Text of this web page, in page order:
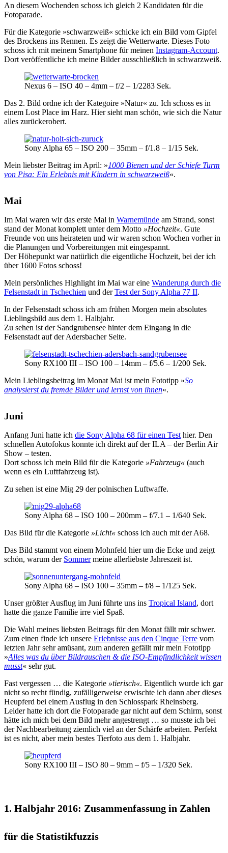
An diesem Wochenden schoss ich gleich 2 Kandidaten für die
Fotoparade.
Für die Kategorie »schwarzweiß« schicke ich ein Bild vom Gipfel
des Brockens ins Rennen. Es zeigt die Wetterwarte. Dieses Foto
schoss ich mit meinem Smartphone für meinen Instagram-Account.
Dort veröffentliche ich meine Bilder ausschließlich in schwarzweiß.
Nexus 6 – ISO 40 – 4mm – f/2 – 1/2283 Sek.
Das 2. Bild ordne ich der Kategoire »Natur« zu. Ich schoss es in
einem Lost Place im Harz. Hier sieht man schön, wie sich die Natur
alles zurückerobert.
Sony Alpha 65 – ISO 200 – 35mm – f/1.8 – 1/15 Sek.
Mein liebster Beitrag im April: »1000 Bienen und der Schiefe Turm
von Pisa: Ein Erlebnis mit Kindern in schwarzweiß«.
Mai
Im Mai waren wir das erste Mal in Warnemünde am Strand, sonst
stand der Monat komplett unter dem Motto »Hochzeit«. Gute
Freunde von uns heirateten und wir waren schon Wochen vorher in
die Planungen und Vorbereitungen mit eingespannt.
Der Höhepunkt war natürlich die eigentliche Hochzeit, bei der ich
über 1600 Fotos schoss!
Mein persönliches Highlight im Mai war eine Wanderung durch die
Felsenstadt in Tschechien und derTest der Sony Alpha 77 II.
In der Felsenstadt schoss ich am frühen Morgen mein absolutes
Lieblingsbild aus dem 1. Halbjahr.
Zu sehen ist der Sandgrubensee hinter dem Eingang in die
Felsenstadt auf der Adersbacher Seite.
Sony RX100 III – ISO 100 – 14mm – f/5.6 – 1/200 Sek.
Mein Lieblingsbeitrag im Monat Mai ist mein Fototipp »So
analysierst du fremde Bilder und lernst von ihnen«.
Juni
Anfang Juni hatte ich die Sony Alpha 68 für einen Test hier. Den
schnellen Autofokus konnte ich direkt auf der ILA – der Berlin Air
Show – testen.
Dort schoss ich mein Bild für die Kategorie »Fahrzeug« (auch
wenn es ein Luftfahrzeug ist).
Zu sehen ist eine Mig 29 der polnischen Luftwaffe.
Sony Alpha 68 – ISO 100 – 200mm – f/7.1 – 1/640 Sek.
Das Bild für die Kategorie »Licht« schoss ich auch mit der A68.
Das Bild stammt von einem Mohnfeld hier um die Ecke und zeigt
schön, warum der Sommermeine allerliebste Jahreszeit ist.
Sony Alpha 68 – ISO 100 – 35mm – f/8 – 1/125 Sek.
Unser größter Ausflug im Juni führte uns ins Tropical Island, dort
hatte die ganze Familie irre viel Spaß.
Die Wahl meines liebsten Beitrags für den Monat fällt mir schwer.
Zum einen finde ich unsere Erlebnisse aus den Cinque Terre vom
letzten Jahr sehr amüsant, zum anderen gefällt mir mein Fototipp
»Alles was du über Bildrauschen & die ISO-Empfindlichkeit wissen
musst« sehr gut.
Fast vergessen … die Kategorie »tierisch«. Eigentlich wurde ich gar
nicht so recht fündig, zufälligerweise erwischte ich dann aber dieses
Heupferd bei einem Ausflug in den Schlosspark Rheinsberg.
Leider hatte ich dort die Fotoparade gar nicht auf dem Schirm, sonst
hätte ich mich bei dem Bild mehr angestrengt … so musste ich bei
der Nachbearbeitung ziemlich viel an der Schärfe arbeiten. Perfekt
ist es nicht, aber mein bestes Tierfoto aus dem 1. Halbjahr.
Sony RX100 III – ISO 80 – 9mm – f/5 – 1/320 Sek.
1. Halbjahr 2016: Zusammenfassung in Zahlen
für die Statistikfuzzis